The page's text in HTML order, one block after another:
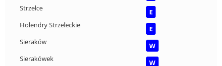
Strzelce
E
Holendry Strzeleckie
E
Sieraków
W
Sierakówek
W